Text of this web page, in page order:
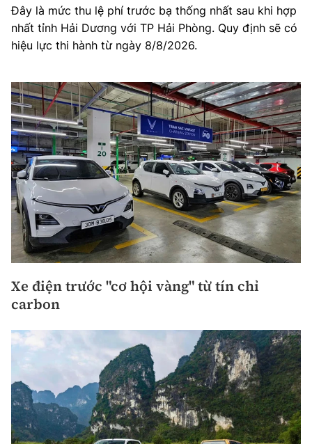
Đây là mức thu lệ phí trước bạ thống nhất sau khi hợp
nhất tỉnh Hải Dương với TP Hải Phòng. Quy định sẽ có
hiệu lực thi hành từ ngày 8/8/2026.
Xe điện trước "cơ hội vàng" từ tín chỉ
carbon